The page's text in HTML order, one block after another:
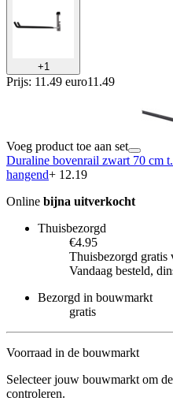
+1
Prijs: 11.49 euro11 .49
Voeg product toe aan set
Duraline bovenrail zwart 70 cm
hangend+ 12.19
Online bijna uitverkocht
Thuisbezorgd
€4.95
Thuisbezorgd gratis
Vandaag besteld,
Bezorgd in bouwmarkt
gratis
Voorraad in de bouwmarkt
Selecteer jouw bouwmarkt om
controleren.